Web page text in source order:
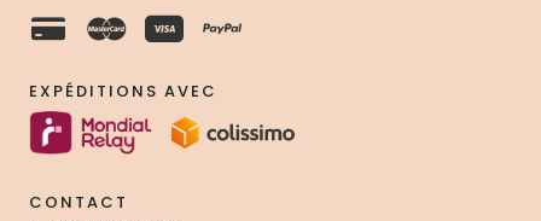
EXPÉDITIONS AVEC
CONTACT